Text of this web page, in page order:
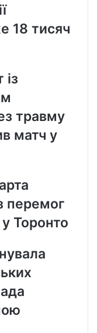
18 тисяч
травму
матч у
перемог
у Торонто